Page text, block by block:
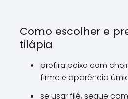
Como escolher e
tilápia
prefira peixe com
firme e aparência
se usar filé, seque